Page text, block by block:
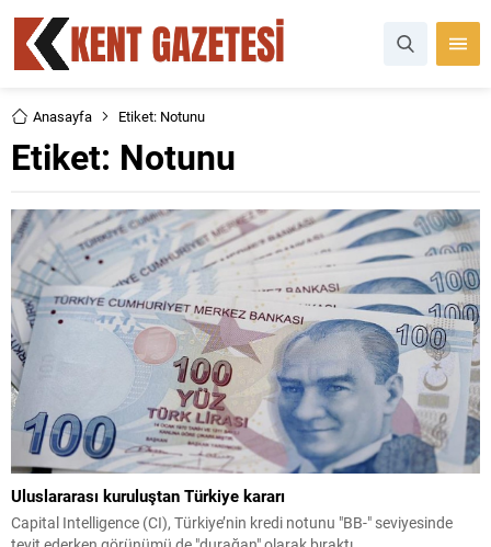
Anasayfa Etiket: Notunu
Etiket: Notunu
Uluslararası kuruluştan Türkiye kararı
Capital Intelligence (CI), Türkiye’nin kredi notunu "BB-" seviyesinde